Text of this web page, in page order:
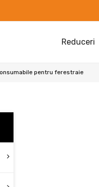
Reduceri
pentru ferestraie